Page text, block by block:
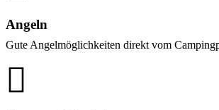
Angeln
Gute Angelmöglichkeiten direkt vom